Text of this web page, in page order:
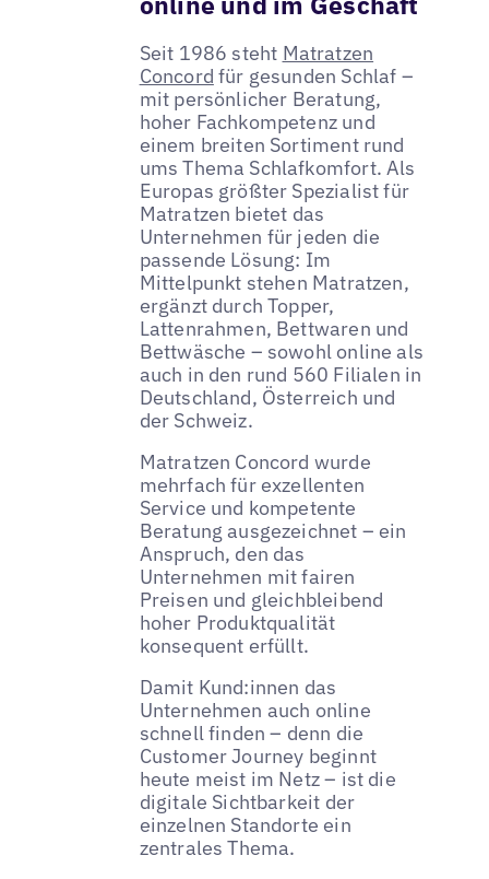
Seit 1986 steht Matratzen
Concord für gesunden Schlaf –
mit persönlicher Beratung,
hoher Fachkompetenz und
einem breiten Sortiment rund
ums Thema Schlafkomfort. Als
Europas größter Spezialist für
Matratzen bietet das
Unternehmen für jeden die
passende Lösung: Im
Mittelpunkt stehen Matratzen,
ergänzt durch Topper,
Lattenrahmen, Bettwaren und
Bettwäsche – sowohl online als
auch in den rund 560 Filialen in
Deutschland, Österreich und
der Schweiz.
Matratzen Concord wurde
mehrfach für exzellenten
Service und kompetente
Beratung ausgezeichnet – ein
Anspruch, den das
Unternehmen mit fairen
Preisen und gleichbleibend
hoher Produktqualität
konsequent erfüllt.
Damit Kund:innen das
Unternehmen auch online
schnell finden – denn die
Customer Journey beginnt
heute meist im Netz – ist die
digitale Sichtbarkeit der
einzelnen Standorte ein
zentrales Thema.